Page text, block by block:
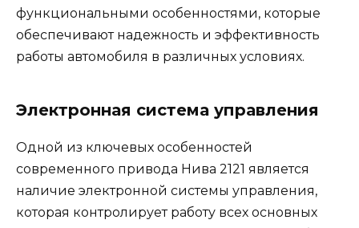
функциональными особенностями, которые
обеспечивают надежность и эффективность
работы автомобиля в различных условиях.
Электронная система управления
Одной из ключевых особенностей
современного привода Нива 2121 является
наличие электронной системы управления,
которая контролирует работу всех основных